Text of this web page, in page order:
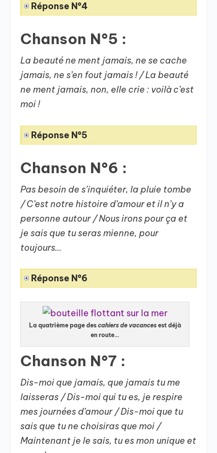
Réponse N°4
Chanson N°5 :
La beauté ne ment jamais, ne se cache
jamais, ne s’en fout jamais ! / La beauté
ne ment jamais, non, elle crie : voilà c’est
moi !
Réponse N°5
Chanson N°6 :
Pas besoin de s’inquiéter, la pluie tombe
/ C’est notre histoire d’amour et il n’y a
personne autour / Nous irons pour ça et
je sais que tu seras mienne, pour
toujours…
Réponse N°6
La quatrième page des cahiers de vacancesest déjà
en route…
Chanson N°7 :
Dis-moi que jamais, que jamais tu me
laisseras / Dis-moi qui tu es, je respire
mes journées d’amour / Dis-moi que tu
sais que tu ne choisiras que moi /
Maintenant je le sais, tu es mon unique et